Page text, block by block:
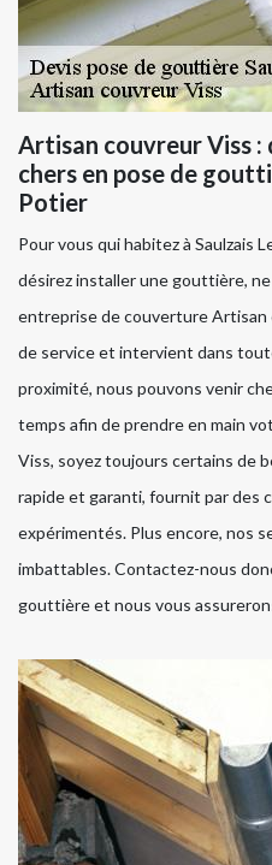
Artisan couvreur Viss :
chers en pose de
Potier
Pour vous qui habitez à Saulzais
désirez installer une gouttière,
entreprise de couverture Artisan
de service et intervient dans
proximité, nous pouvons venir
temps afin de prendre en main
Viss, soyez toujours certains de
rapide et garanti, fournit par des
expérimentés. Plus encore, nos
imbattables. Contactez-nous
gouttière et nous vous